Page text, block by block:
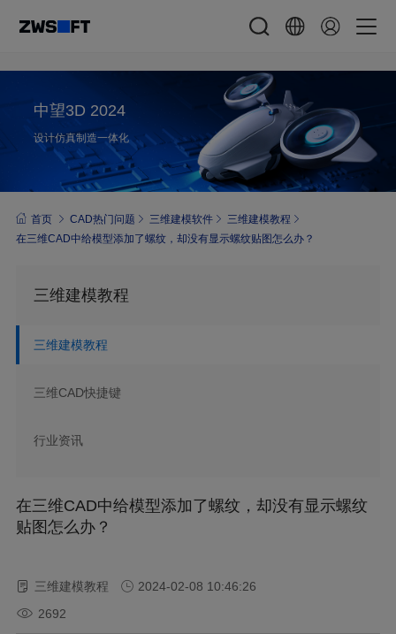
中望3D 2024
设计仿真制造一体化
首页 CAD热门问题 三维建模软件
三维建模教程
在三维CAD中给模型添加了螺纹，却没有显示螺纹贴图怎么办？
三维建模教程
三维建模教程
三维CAD快捷键
行业资讯
在三维CAD中给模型添加了螺纹，却没有显示螺纹
贴图怎么办？
三维建模教程
2024-02-08 10:46:26
2692